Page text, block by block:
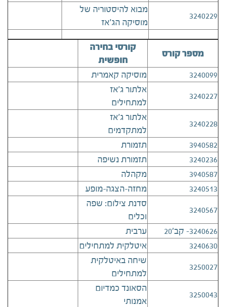
3240229
מבוא להיסטוריה של
מוסיקה הג'אז
מספר קורס
קורסי בחירה
חופשית
3240099
מוסיקה קאמרית
3240227
אלתור ג'אז
למתחילים
3240228
אלתור ג'אז
למתקדמים
3940582
תזמורת
3240236
תזמורת נשיפה
3940587
מקהלה
3240513
מחזה-הצגה-מופע
3240567
סדנת צילום: שפה
וכלים
3240626- קב'20
ערבית
3240630
איטלקית למתחילים
3250027
שיחה באיטלקית
למתחילים
3250043
הסאונד כמדיום
אמנותי